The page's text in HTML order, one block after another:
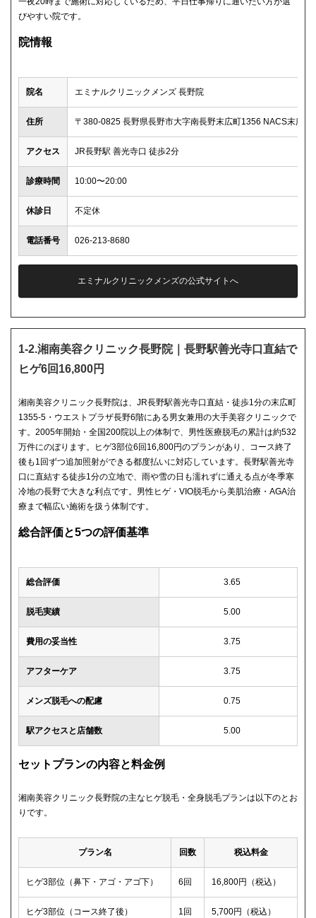
びやすい院です。
院情報
院名 エミナルクリニックメンズ 長野院
住所 〒380-0825 長野県長野市大字南長野末広町1356 NACS末広3
アクセス JR長野駅 善光寺口 徒歩2分
診療時間 10:00〜20:00
休診日 不定休
電話番号 026-213-8680
エミナルクリニックメンズの公式サイトへ
1-2.湘南美容クリニック長野院｜長野駅善光寺口直結で
ヒゲ6回16,800円
湘南美容クリニック長野院は、JR長野駅善光寺口直結・徒歩1分の末広町
1355-5・ウエストプラザ長野6階にある男女兼用の大手美容クリニックで
す。2005年開始・全国200院以上の体制で、男性医療脱毛の累計は約532
万件にのぼります。ヒゲ3部位6回16,800円のプランがあり、コース終了
後も1回ずつ追加照射ができる都度払いに対応しています。長野駅善光寺
口に直結する徒歩1分の立地で、雨や雪の日も濡れずに通える点が冬季寒
冷地の長野で大きな利点です。男性ヒゲ・VIO脱毛から美肌治療・AGA治
療まで幅広い施術を扱う体制です。
総合評価と5つの評価基準
総合評価 3.65
脱毛実績 5.00
費用の妥当性 3.75
アフターケア 3.75
メンズ脱毛への配慮 0.75
駅アクセスと店舗数 5.00
セットプランの内容と料金例
湘南美容クリニック長野院の主なヒゲ脱毛・全身脱毛プランは以下のとお
りです。
プラン名 回数 税込料金
ヒゲ3部位（鼻下・アゴ・アゴ下） 6回 16,800円（税込）
ヒゲ3部位（コース終了後） 1回 5,700円（税込）